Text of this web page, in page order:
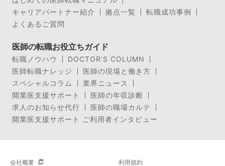
キャリアパートナー紹介
拠点一覧
転職成功事例
よくあるご質問
医師の転職お役立ちガイド
転職ノウハウ
DOCTOR’S COLUMN
医師転職ナレッジ
医師の現場と働き方
スペシャルコラム
業界ニュース
開業医支援サポート
医師の年収診断
求人のお知らせ代行
医師の職場カルテ
開業医支援サポート ご利用者インタビュー
会社概要 利用規約